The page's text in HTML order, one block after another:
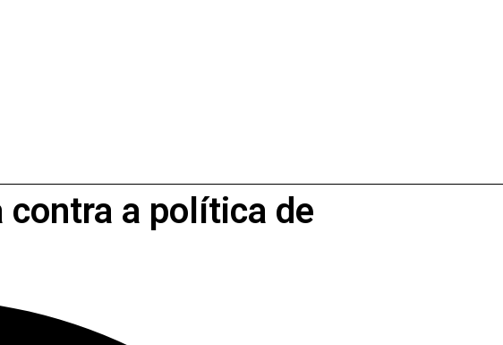
a política de